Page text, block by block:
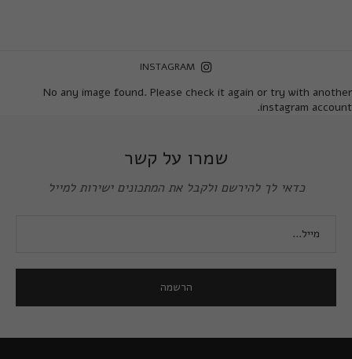
INSTAGRAM
No any image found. Please check it again or try with another
instagram account.
שמרו על קשר
כדאי לך להירשם ולקבל את המתכונים ישירות למייל